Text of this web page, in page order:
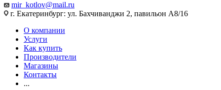
mir_kotlov@mail.ru
г. Екатеринбург: ул. Бахчиванджи 2, павильон А8/16
О компании
Услуги
Как купить
Производители
Магазины
Контакты
...